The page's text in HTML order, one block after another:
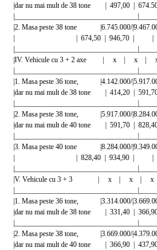
|dar nu mai mult de 38 tone | 497,00
|2. Masa peste 38 tone |6.745.000/
| | 674,50 | 946,70 |
|IV. Vehicule cu 3 + 2 axe | x |
|1. Masa peste 36 tone, |4.142.000/
|dar nu mai mult de 38 tone | 414,20
|2. Masa peste 38 tone, |5.917.000/
|dar nu mai mult de 40 tone | 591,70
|3. Masa peste 40 tone |8.284.000/
| | 828,40 | 934,90 |
|V. Vehicule cu 3 + 3 | x | x |
|1. Masa peste 36 tone, |3.314.000/
|dar nu mai mult de 38 tone | 331,40
|2. Masa peste 38 tone, |3.669.000/
|dar nu mai mult de 40 tone | 366,90